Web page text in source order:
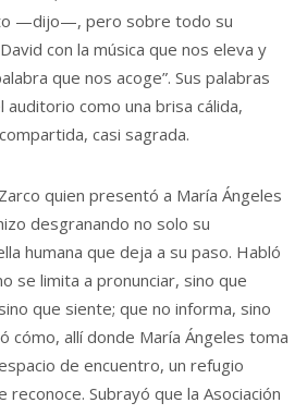
—dijo—, pero sobre todo su
con la música que nos eleva y
que nos acoge”. Sus palabras
como una brisa cálida,
casi sagrada.
quien presentó a María Ángeles
desgranando no solo su
humana que deja a su paso. Habló
se limita a pronunciar, sino que
que siente; que no informa, sino
cómo, allí donde María Ángeles toma
de encuentro, un refugio
reconoce. Subrayó que la Asociación